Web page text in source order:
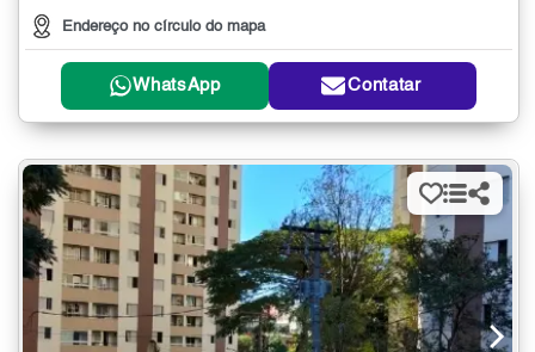
Endereço no círculo do mapa
WhatsApp Contatar